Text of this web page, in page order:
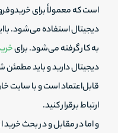
است که معمولاً برای
دیجیتال استفاده می‌شود.
به کار گرفته می‌شود. برای
دیجیتال دارید و باید
قابل‌اعتماد است و با سایت
ارتباط برقرار کنید.
و اما در مقابل و در بحث